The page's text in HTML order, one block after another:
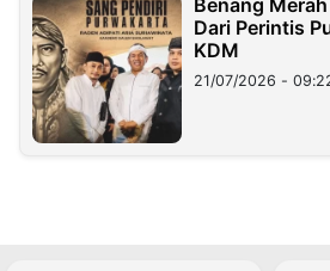
Benang
Dari Perintis
KDM
21/07/2026 -